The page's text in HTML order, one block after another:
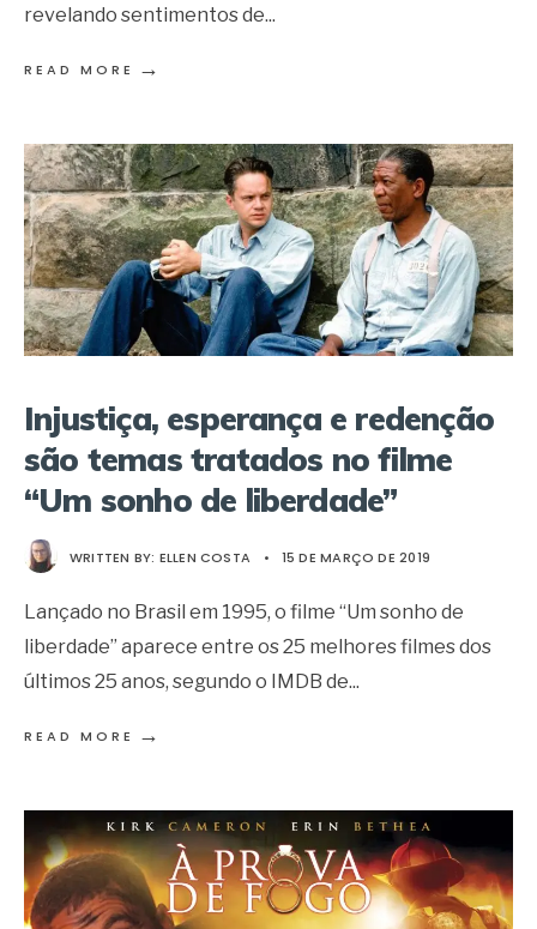
revelando sentimentos de...
READ MORE →
Injustiça, esperança e redenção
são temas tratados no filme
“Um sonho de liberdade”
WRITTEN BY: ELLEN COSTA • 15 DE MARÇO DE 2019
Lançado no Brasil em 1995, o filme “Um sonho de
liberdade” aparece entre os 25 melhores filmes dos
últimos 25 anos, segundo o IMDB de...
READ MORE →